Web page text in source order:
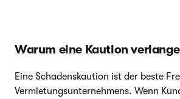
Warum eine Kaution
Eine Schadenskaution ist der beste
Vermietungsunternehmens. Wenn